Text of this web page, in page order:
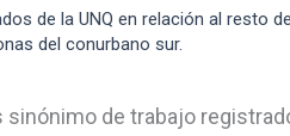
de la UNQ en relación al resto
del conurbano sur.
de trabajo